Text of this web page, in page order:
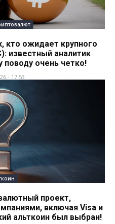
кто ожидает крупного
известный аналитик
поводу очень четко!
- 17:53
проект,
включая Visa и
альткоин был выбран!